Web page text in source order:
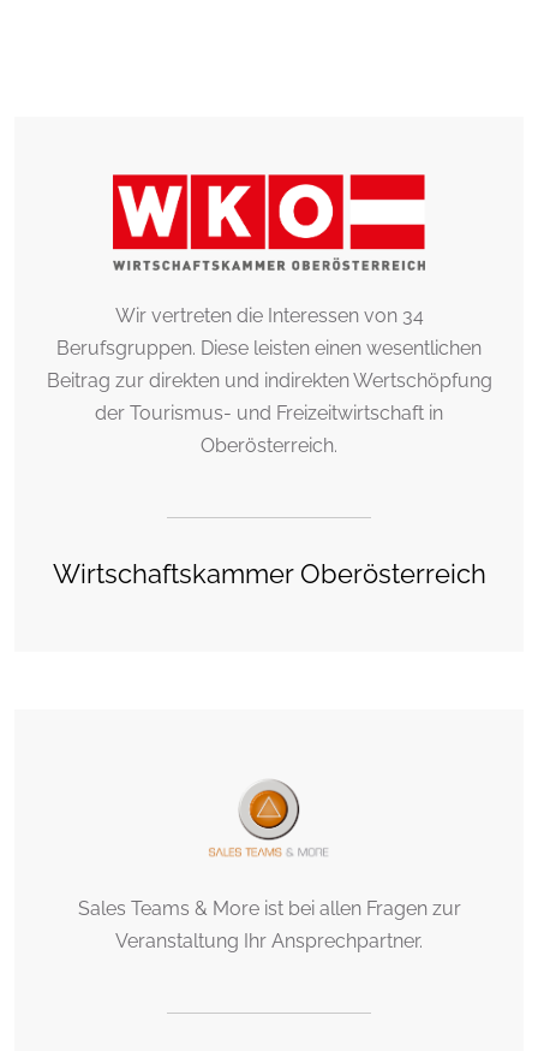
Wir vertreten die Interessen von 34
Berufsgruppen. Diese leisten einen wesentlichen
Beitrag zur direkten und indirekten Wertschöpfung
der Tourismus- und Freizeitwirtschaft in
Oberösterreich.
Wirtschaftskammer Oberösterreich
Sales Teams & More ist bei allen Fragen zur
Veranstaltung Ihr Ansprechpartner.